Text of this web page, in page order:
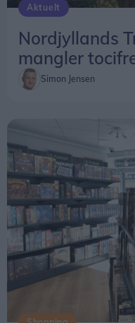
Aktuelt
Nordjyllands
mangler
Simon Jensen